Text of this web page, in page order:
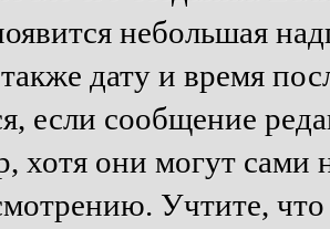
небольшая
дату и время
если сообщение
хотя они могут сами
Учтите,